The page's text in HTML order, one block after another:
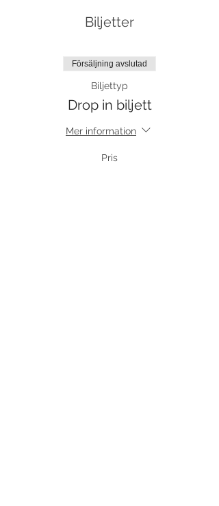
Biljetter
Försäljning avslutad
Biljettyp
Drop in biljett
Mer information
Pris